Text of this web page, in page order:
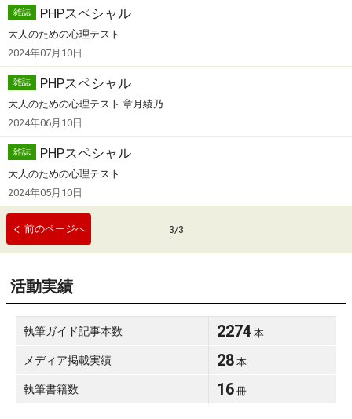
雑誌 PHPスペシャル
大人のための心理テスト
2024年07月10日
雑誌 PHPスペシャル
大人のための心理テスト 章月綾乃
2024年06月10日
雑誌 PHPスペシャル
大人のための心理テスト
2024年05月10日
前のページへ 3/3
活動実績
執筆ガイド記事本数 2274 本
メディア掲載実績 28 本
執筆書籍数 16 冊